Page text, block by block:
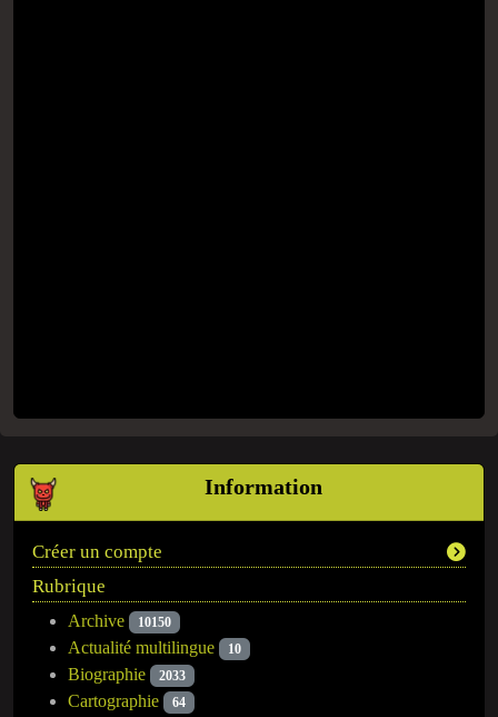
Information
Créer un compte
Rubrique
Archive 10150
Actualité multilingue 10
Biographie 2033
Cartographie 64